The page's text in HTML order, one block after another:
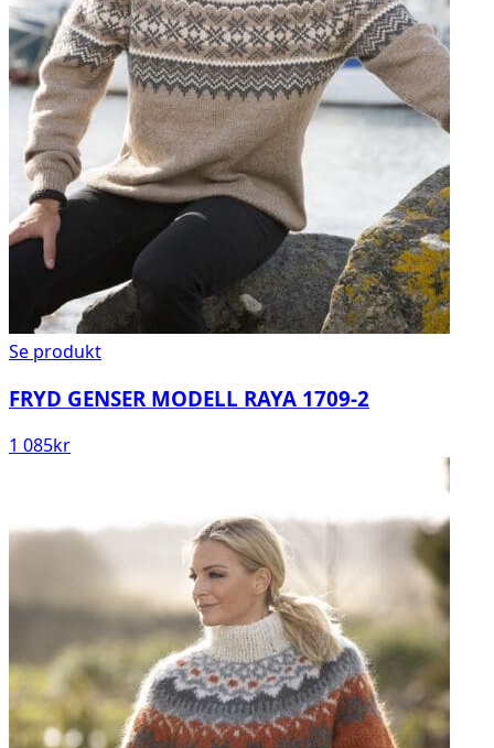
Se produkt
FRYD GENSER MODELL RAYA 1709-2
1 085kr